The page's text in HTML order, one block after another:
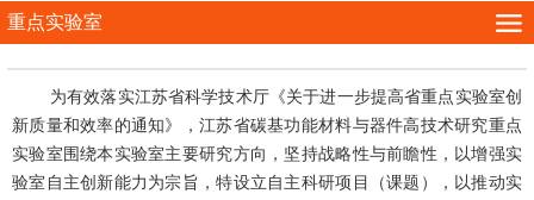
重点实验室
为有效落实江苏省科学技术厅《关于进一步提高省重点实验室创
新质量和效率的通知》，江苏省碳基功能材料与器件高技术研究重点
实验室围绕本实验室主要研究方向，坚持战略性与前瞻性，以增强实
验室自主创新能力为宗旨，特设立自主科研项目（课题），以推动实